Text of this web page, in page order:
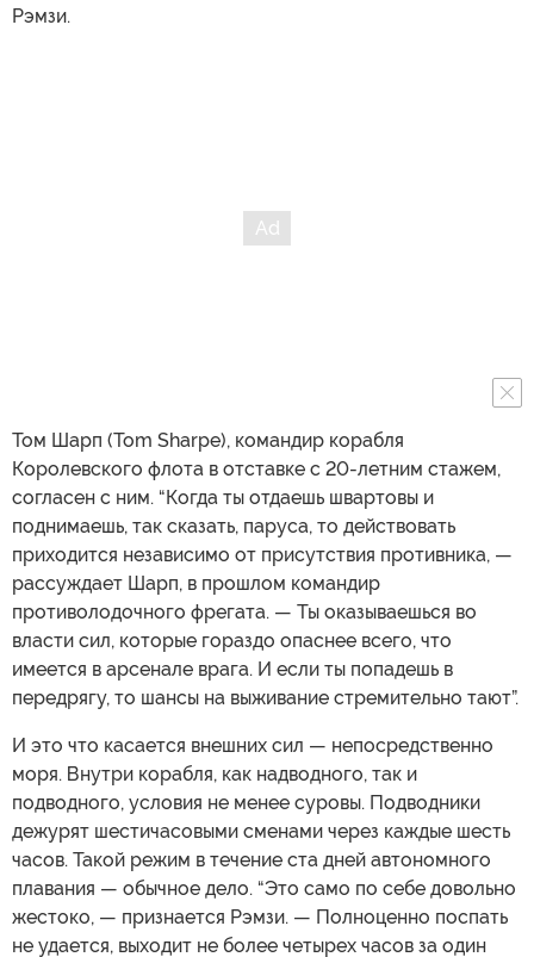
Рэмзи.
Том Шарп (Tom Sharpe), командир корабля
Королевского флота в отставке с 20-летним стажем,
согласен с ним. “Когда ты отдаешь швартовы и
поднимаешь, так сказать, паруса, то действовать
приходится независимо от присутствия противника, —
рассуждает Шарп, в прошлом командир
противолодочного фрегата. — Ты оказываешься во
власти сил, которые гораздо опаснее всего, что
имеется в арсенале врага. И если ты попадешь в
передрягу, то шансы на выживание стремительно тают”.
И это что касается внешних сил — непосредственно
моря. Внутри корабля, как надводного, так и
подводного, условия не менее суровы. Подводники
дежурят шестичасовыми сменами через каждые шесть
часов. Такой режим в течение ста дней автономного
плавания — обычное дело. “Это само по себе довольно
жестоко, — признается Рэмзи. — Полноценно поспать
не удается, выходит не более четырех часов за один